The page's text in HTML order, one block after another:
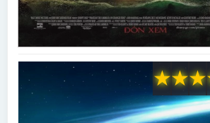
★
★
★